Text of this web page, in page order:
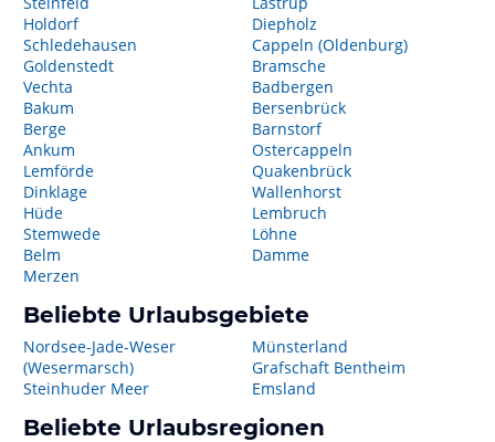
Holdorf
Schledehausen
Goldenstedt
Vechta
Bakum
Berge
Ankum
Lemförde
Dinklage
Hüde
Stemwede
Belm
Merzen
Diepholz
Cappeln (Oldenburg)
Bramsche
Badbergen
Bersenbrück
Barnstorf
Ostercappeln
Quakenbrück
Wallenhorst
Lembruch
Löhne
Damme
Beliebte Urlaubsgebiete
Nordsee-Jade-Weser
(Wesermarsch)
Steinhuder Meer
Münsterland
Grafschaft Bentheim
Emsland
Beliebte Urlaubsregionen